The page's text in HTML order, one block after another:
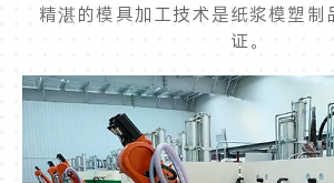
精湛的模具加工技术是纸浆模塑制
证。